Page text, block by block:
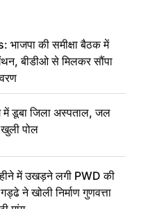
की समीक्षा बैठक में
बीडीओ से मिलकर सौंपा
में डूबा जिला अस्पताल, जल
खुली पोल
में उखड़ने लगी PWD की
ने खोली निर्माण गुणवत्ता